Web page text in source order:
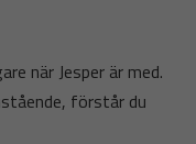
när Jesper är med.
förstår du